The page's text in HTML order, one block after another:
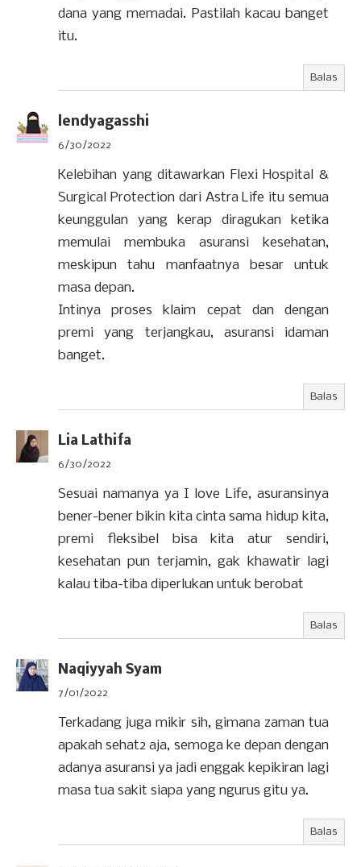
dana yang memadai. Pastilah kacau banget
itu.
Balas
lendyagasshi
6/30/2022
Kelebihan yang ditawarkan Flexi Hospital &
Surgical Protection dari Astra Life itu semua
keunggulan yang kerap diragukan ketika
memulai membuka asuransi kesehatan,
meskipun tahu manfaatnya besar untuk
masa depan.
Intinya proses klaim cepat dan dengan
premi yang terjangkau, asuransi idaman
banget.
Balas
Lia Lathifa
6/30/2022
Sesuai namanya ya I love Life, asuransinya
bener-bener bikin kita cinta sama hidup kita,
premi fleksibel bisa kita atur sendiri,
kesehatan pun terjamin, gak khawatir lagi
kalau tiba-tiba diperlukan untuk berobat
Balas
Naqiyyah Syam
7/01/2022
Terkadang juga mikir sih, gimana zaman tua
apakah sehat2 aja, semoga ke depan dengan
adanya asuransi ya jadi enggak kepikiran lagi
masa tua sakit siapa yang ngurus gitu ya.
Balas